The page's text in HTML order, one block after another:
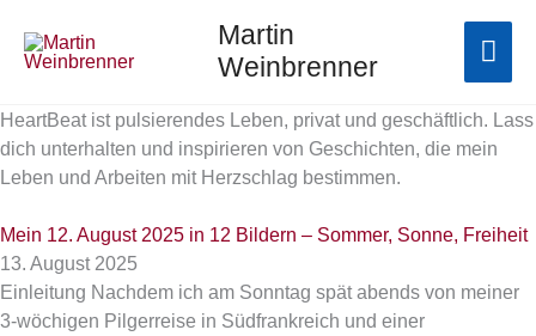
Inhalt
springen
Martin
Weinbrenner
HeartBeat ist pulsierendes Leben, privat und geschäftlich. Lass
dich unterhalten und inspirieren von Geschichten, die mein
Leben und Arbeiten mit Herzschlag bestimmen.
Mein 12. August 2025 in 12 Bildern – Sommer, Sonne, Freiheit
13. August 2025
Einleitung Nachdem ich am Sonntag spät abends von meiner
3-wöchigen Pilgerreise in Südfrankreich und einer